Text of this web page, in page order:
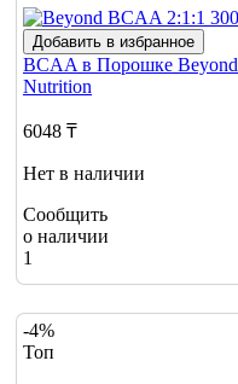
Добавить в избранное
BCAA в Порошке Beyond
Nutrition
6048 ₸
Нет в наличии
Сообщить
о наличии
1
-4%
Топ